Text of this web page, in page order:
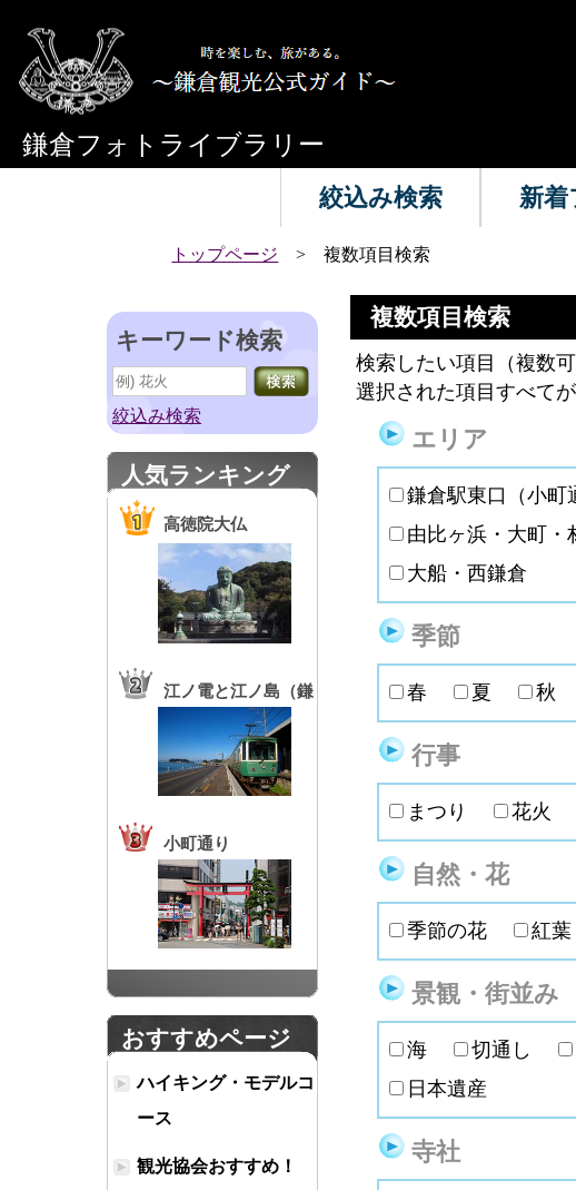
鎌倉フォトライブラリー
絞込み検索 新着
トップページ > 複数項目検索
キーワード検索
絞込み検索
人気ランキング
高徳院大仏
江ノ電と江ノ島（鎌
倉高校前駅）
小町通り
おすすめページ
ハイキング・モデルコ
ース
観光協会おすすめ！
複数項目検索
検索したい項目（複数
選択された項目すべてが
エリア
鎌倉駅東口（小
由比ヶ浜・大町
大船・西鎌倉
季節
春 夏 秋
行事
まつり 花火
自然・花
季節の花 紅葉
景観・街並み
海 切通し
日本遺産
寺社